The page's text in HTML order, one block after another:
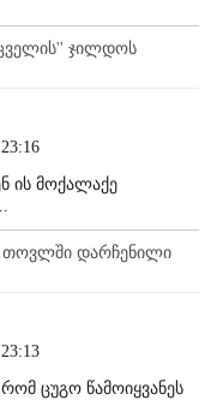
ჯილდოს
ის მოქალაქე
თოვლში დარჩენილი
ცუგო წამოიყვანეს